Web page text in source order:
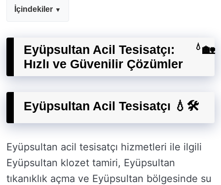
İçindekiler
Eyüpsultan Acil Tesisatçı:
Hızlı ve Güvenilir Çözümler
💧 🏡
Eyüpsultan Acil Tesisatçı 💧🛠️
Eyüpsultan acil tesisatçı hizmetleri ile ilgili
Eyüpsultan klozet tamiri, Eyüpsultan
tıkanıklık açma ve Eyüpsultan bölgesinde su